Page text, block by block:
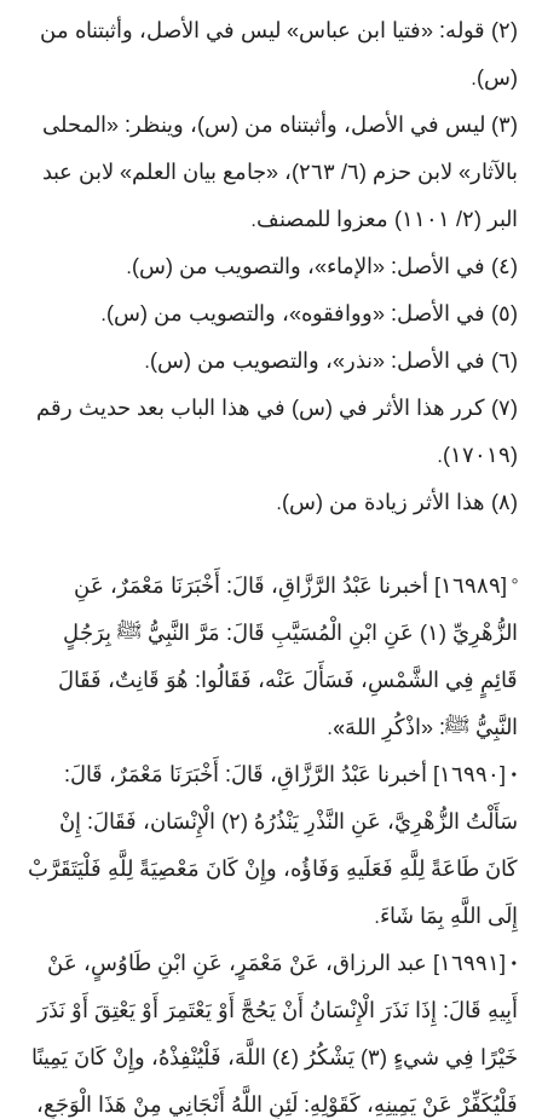
(٢) قوله: «فتيا ابن عباس» ليس في الأصل، وأثبتناه من
(س).
(٣) ليس في الأصل، وأثبتناه من (س)، وينظر: «المحلى
بالآثار» لابن حزم (٦/ ٢٦٣)، «جامع بيان العلم» لابن عبد
البر (٢/ ١١٠١) معزوا للمصنف
.
(٤) في الأصل: «الإماء»، والتصويب من (س) .
(٥) في الأصل: «ووافقوه»، والتصويب من (س) .
(٦) في الأصل: «نذر»، والتصويب من (س) .
(٧) كرر هذا الأثر في (س) في هذا الباب بعد حديث رقم
(١٧٠١٩)
.
(٨) هذا الأثر زيادة من (س) .
°
[١٦٩٨٩] أخبرنا عَبْدُ الرَّزَّاقِ، قَالَ: أَخْبَرَنَا مَعْمَرٌ، عَنِ
الزُّهْرِيِّ (١) عَنِ ابْنِ الْمُسَيَّبِ قَالَ: مَرَّ النَّبِيُّ ﷺ بِرَجُلٍ
قَائِمٍ فِي الشَّمْسِ، فَسَأَلَ عَنْه، فَقَالُوا: هُوَ قَانِتٌ، فَقَالَ
النَّبِيُّ ﷺ: «اذْكُرِ اللهَ».
•
[١٦٩٩٠] أخبرنا عَبْدُ الرَّزَّاقِ، قَالَ: أَخْبَرَنَا مَعْمَرٌ، قَالَ:
سَأَلْتُ الزُّهْرِيَّ، عَنِ النَّذْرِ يَنْذُرُهُ (٢) الْإِنْسَان، فَقَالَ: إِنْ
كَانَ طَاعَةً لِلَّهِ فَعَلَيهِ وَفَاؤُه، وإِنْ كَانَ مَعْصِيَةً لِلَّهِ فَلْيَتَقَرَّبْ
إِلَى اللَّهِ بِمَا شَاءَ.
•
[١٦٩٩١] عبد الرزاق، عَنْ مَعْمَرٍ، عَنِ ابْنِ طَاوُسٍ، عَنْ
أَبِيهِ قَالَ: إِذَا نَذَرَ الْإِنْسَانُ أَنْ يَحُجَّ أَوْ يَعْتَمِرَ أَوْ يَعْتِقَ أَوْ نَذَرَ
خَيْرًا فِي شيءٍ (٣) يَشْكُرُ (٤) اللَّهَ، فَلْيُنْفِذْهُ، وإِنْ كَانَ يَمِينًا
فَلْيُكَفِّرْ عَنْ يَمِينِهِ، كَقَوْلِهِ: لَئِنِ اللَّهُ أَنْجَانِي مِنْ هَذَا الْوَجَعِ،